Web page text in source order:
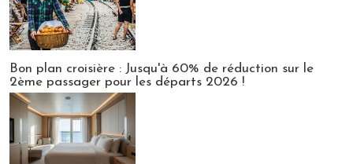
Bon plan croisière : Jusqu'à 60% de réduction sur le
2ème passager pour les départs 2026 !